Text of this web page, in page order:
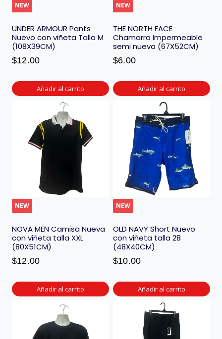
NEW
UNDER ARMOUR Pants
Nuevo con viñeta Talla M
(108X39CM)
$12.00
Añadir al carrito
NEW
THE NORTH FACE
Chamarra Impermeable
semi nueva (67X52CM)
$6.00
Añadir al carrito
NEW
NOVA MEN Camisa Nueva
con viñeta talla XXL
(80X51CM)
$12.00
Añadir al carrito
NEW
OLD NAVY Short Nuevo
con viñeta talla 28
(48X40CM)
$10.00
Añadir al carrito